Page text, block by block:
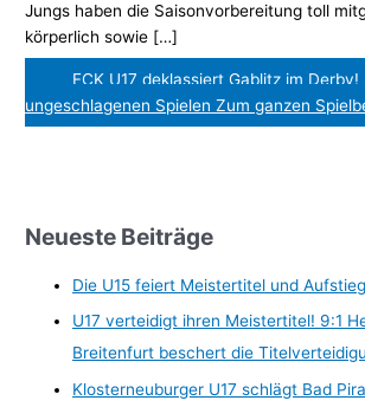
Jungs haben die Saisonvorbereitung toll
körperlich sowie […]
FCK U17 deklassiert Gablitz im
ungeschlagenen Spielen Zum ganzen
Neueste Beiträge
Die U15 feiert Meistertitel und
U17 verteidigt ihren Meistertitel! 9:1
Breitenfurt beschert die
Klosterneuburger U17 schlägt Bad